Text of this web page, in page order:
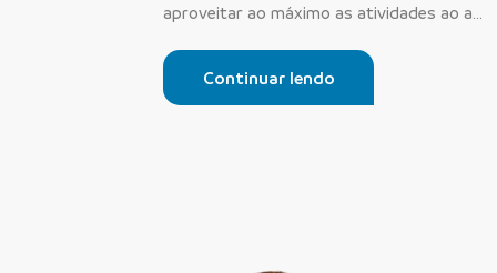
aproveitar ao máximo as atividades ao ar
Continuar lendo